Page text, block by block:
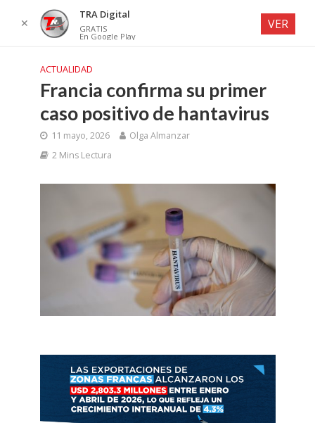
ACTUALIDAD
Francia confirma su primer
caso positivo de hantavirus
11 mayo, 2026
Olga Almanzar
2 Mins Lectura
✕
TRA Digital
GRATIS
En Google Play
VER